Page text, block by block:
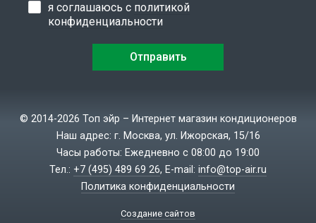
я соглашаюсь с политикой
конфиденциальности
© 2014-2026 Топ эйр – Интернет магазин кондиционеров
Наш адрес: г. Москва, ул. Ижорская, 15/16
Часы работы: Ежедневно с 08:00 до 19:00
Тел.: +7 (495) 489 69 26, E-mail: info@top-air.ru
Политика конфиденциальности
Создание сайтов